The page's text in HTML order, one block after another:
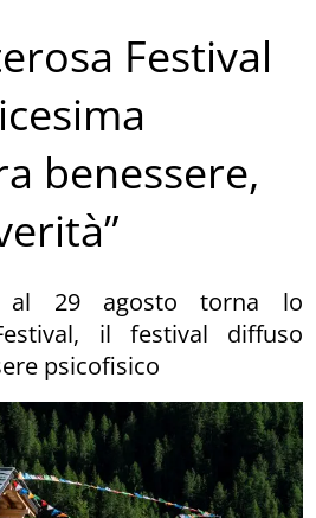
Festival
benessere,
al 29 agosto torna lo
il festival diffuso
psicofisico